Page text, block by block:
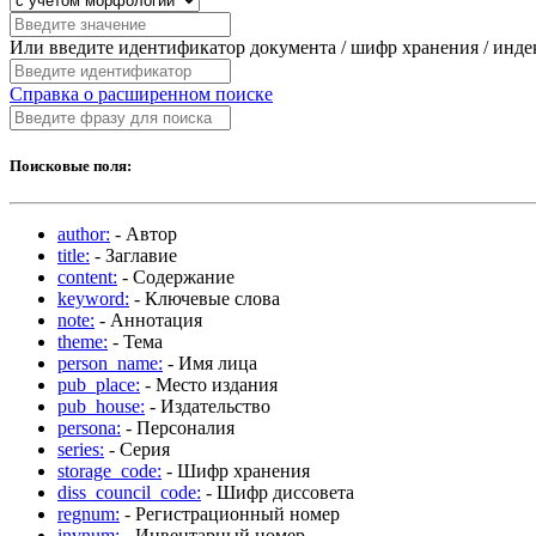
Или введите идентификатор документа / шифр хранения /
Справка о расширенном поиске
Поисковые поля:
author: - Автор
title: - Заглавие
content: - Содержание
keyword: - Ключевые слова
note: - Аннотация
theme: - Тема
person_name: - Имя лица
pub_place: - Место издания
pub_house: - Издательство
persona: - Персоналия
series: - Серия
storage_code: - Шифр хранения
diss_council_code: - Шифр диссовета
regnum: - Регистрационный номер